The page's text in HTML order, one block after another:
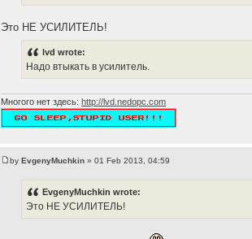
Это НЕ УСИЛИТЕЛЬ!
lvd wrote:
Надо втыкать в усилитель.
Многого нет здесь:http://lvd.nedopc.com
byEvgenyMuchkin » 01 Feb 2013, 04:59
EvgenyMuchkin wrote:
Это НЕ УСИЛИТЕЛЬ!